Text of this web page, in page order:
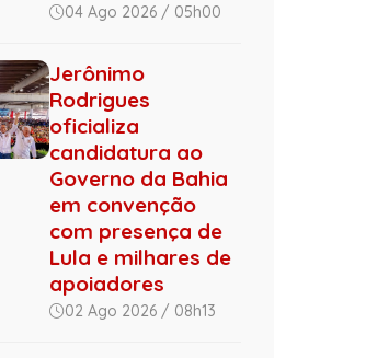
04 Ago 2026 / 05h00
Jerônimo
Rodrigues
oficializa
candidatura ao
Governo da Bahia
em convenção
com presença de
Lula e milhares de
apoiadores
02 Ago 2026 / 08h13